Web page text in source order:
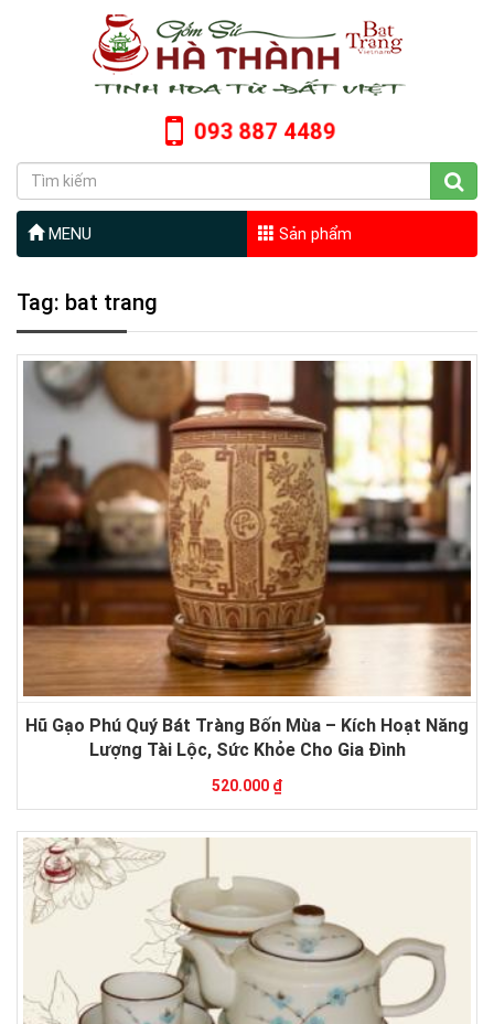
093 887 4489
MENU Sản phẩm
Tag: bat trang
Hũ Gạo Phú Quý Bát Tràng Bốn Mùa – Kích Hoạt Năng
Lượng Tài Lộc, Sức Khỏe Cho Gia Đình
520.000 ₫